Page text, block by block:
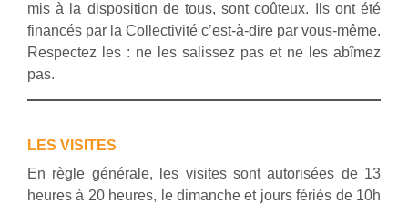
mis à la disposition de tous, sont coûteux. Ils ont été
financés par la Collectivité c’est-à-dire par vous-même.
Respectez les : ne les salissez pas et ne les abîmez
pas.
LES VISITES
En règle générale, les visites sont autorisées de 13
heures à 20 heures, le dimanche et jours fériés de 10h